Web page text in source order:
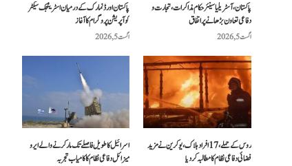
پاکستان اور ڈنمارک کے درمیان اسٹریٹجک سیکٹر
کوآپریشن پروگرام کا آغاز
اگست 5, 2026
پاکستان، آسٹریلیا سینئر حکام مذاکرات، تجارت و
دفاعی تعاون بڑھانے پر اتفاق
اگست 5, 2026
اسرائیل کا طویل فاصلے تک مار کرنے والے ایرو
میزائل دفاعی نظام کا کامیاب تجربہ
روس کے حملے، 17 افراد ہلاک، یوکرین نے مزید
فضائی دفاعی نظام کا مطالبہ کر دیا